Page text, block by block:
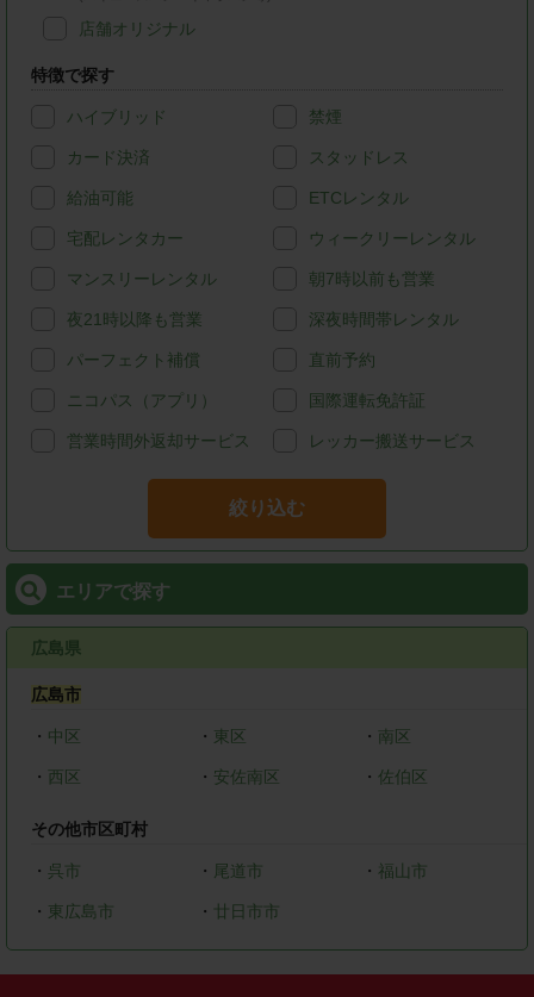
店舗オリジナル
特徴で探す
ハイブリッド 禁煙
カード決済 スタッドレス
給油可能 ETCレンタル
宅配レンタカー ウィークリーレンタル
マンスリーレンタル 朝7時以前も営業
夜21時以降も営業 深夜時間帯レンタル
パーフェクト補償 直前予約
ニコパス（アプリ） 国際運転免許証
営業時間外返却サービス レッカー搬送サービス
絞り込む
エリアで探す
広島県
広島市
・ 中区 ・ 東区 ・ 南区
・ 西区 ・ 安佐南区 ・ 佐伯区
その他市区町村
・ 呉市 ・ 尾道市 ・ 福山市
・ 東広島市 ・ 廿日市市